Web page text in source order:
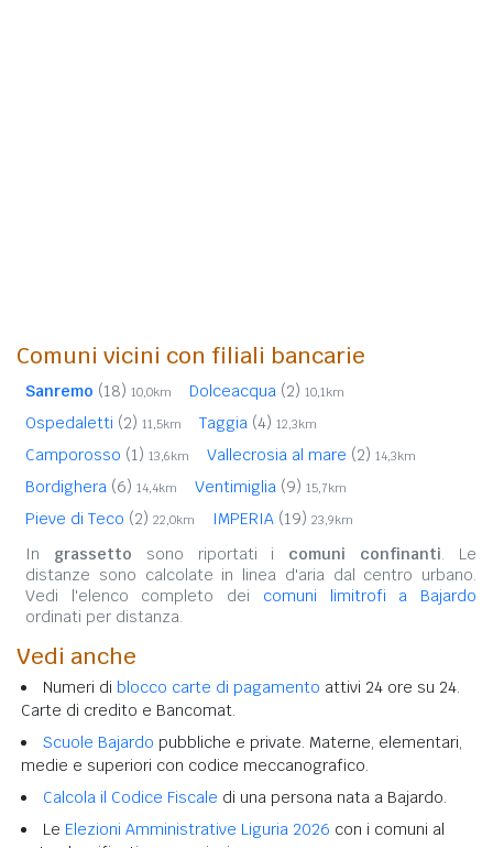
Comuni vicini con filiali bancarie
Sanremo (18) 10,0km Dolceacqua (2) 10,1km
Ospedaletti (2) 11,5km Taggia (4) 12,3km
Camporosso (1) 13,6km Vallecrosia al mare (2) 14,3km
Bordighera (6) 14,4km Ventimiglia (9) 15,7km
Pieve di Teco (2) 22,0km IMPERIA (19) 23,9km
In grassetto sono riportati i comuni confinanti. Le
distanze sono calcolate in linea d'aria dal centro urbano.
Vedi l'elenco completo dei comuni limitrofi a Bajardo
ordinati per distanza.
Vedi anche
Numeri di blocco carte di pagamento attivi 24 ore su 24.
Carte di credito e Bancomat.
Scuole Bajardo pubbliche e private. Materne, elementari,
medie e superiori con codice meccanografico.
Calcola il Codice Fiscale di una persona nata a Bajardo.
Le Elezioni Amministrative Liguria 2026 con i comuni al